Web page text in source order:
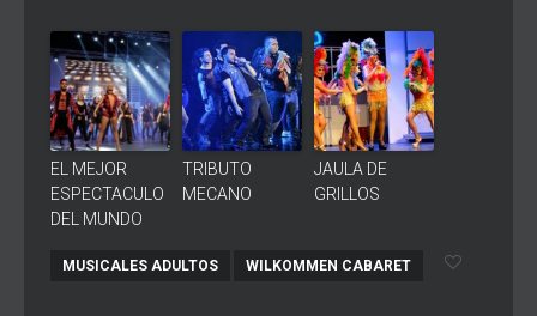
EL MEJOR
ESPECTACULO
DEL MUNDO
TRIBUTO
MECANO
JAULA DE
GRILLOS
MUSICALES ADULTOS WILKOMMEN CABARET